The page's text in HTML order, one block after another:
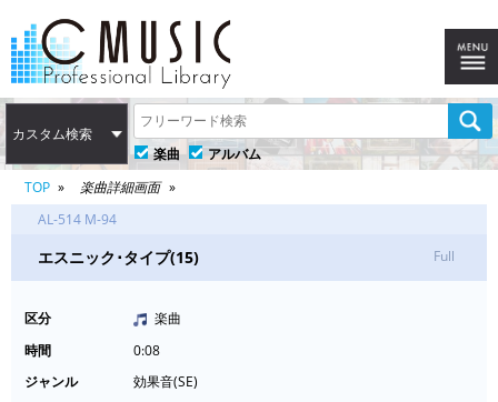
カスタム検索
楽曲
アルバム
TOP
楽曲詳細画面
AL-514 M-94
エスニック･タイプ(15) Full
区分
楽曲
時間
0:08
ジャンル
効果音(SE)